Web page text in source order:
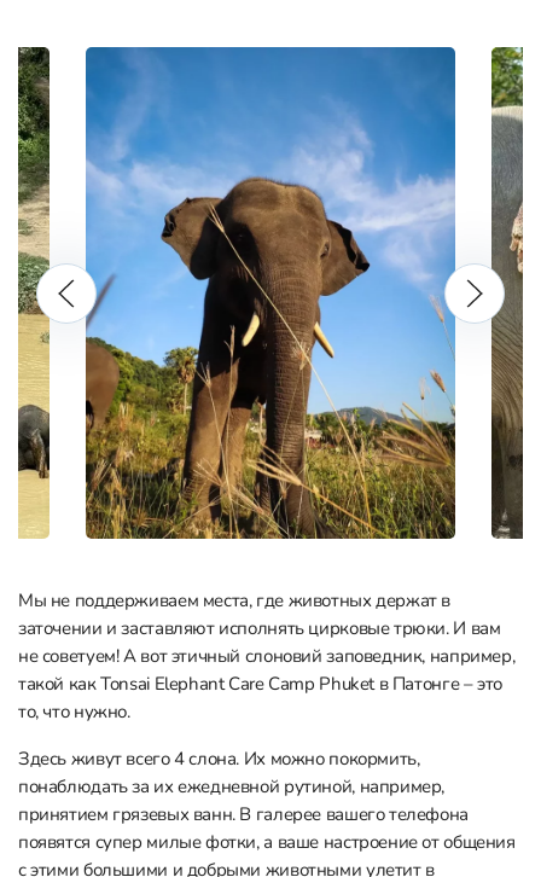
Мы не поддерживаем места, где животных держат в
заточении и заставляют исполнять цирковые трюки. И вам
не советуем! А вот этичный слоновий заповедник, например,
такой как Tonsai Elephant Care Camp Phuket в Патонге – это
то, что нужно.
Здесь живут всего 4 слона. Их можно покормить,
понаблюдать за их ежедневной рутиной, например,
принятием грязевых ванн. В галерее вашего телефона
появятся супер милые фотки, а ваше настроение от общения
с этими большими и добрыми животными улетит в